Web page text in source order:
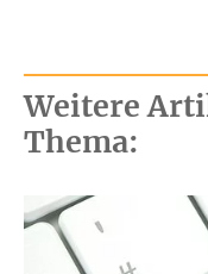
Weitere
Thema: